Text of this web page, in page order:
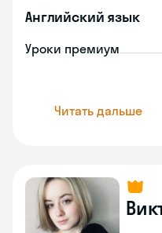
Английский язык
Уроки премиум
Читать дальше